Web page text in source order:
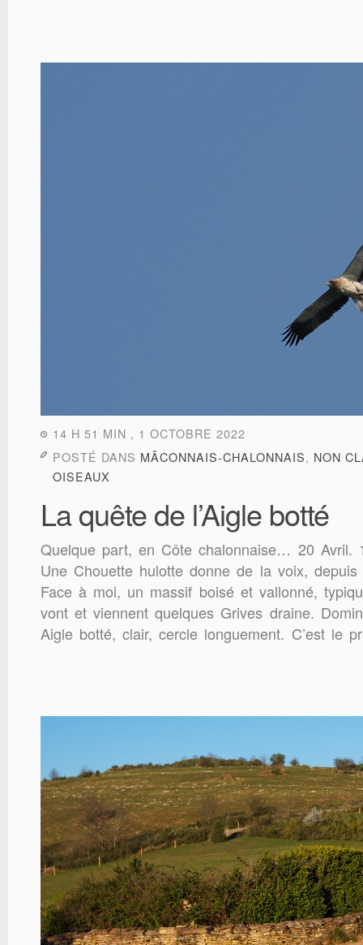
14 H 51 MIN , 1 OCTOBRE 2022
POSTÉ DANS MÂCONNAIS-CHALONNAIS, NON
OISEAUX
La quête de l’Aigle botté
Quelque part, en Côte chalonnaise… 20 Avril.
Une Chouette hulotte donne de la voix,
Face à moi, un massif boisé et vallonné,
vont et viennent quelques Grives draine.
Aigle botté, clair, cercle longuement. C’est le